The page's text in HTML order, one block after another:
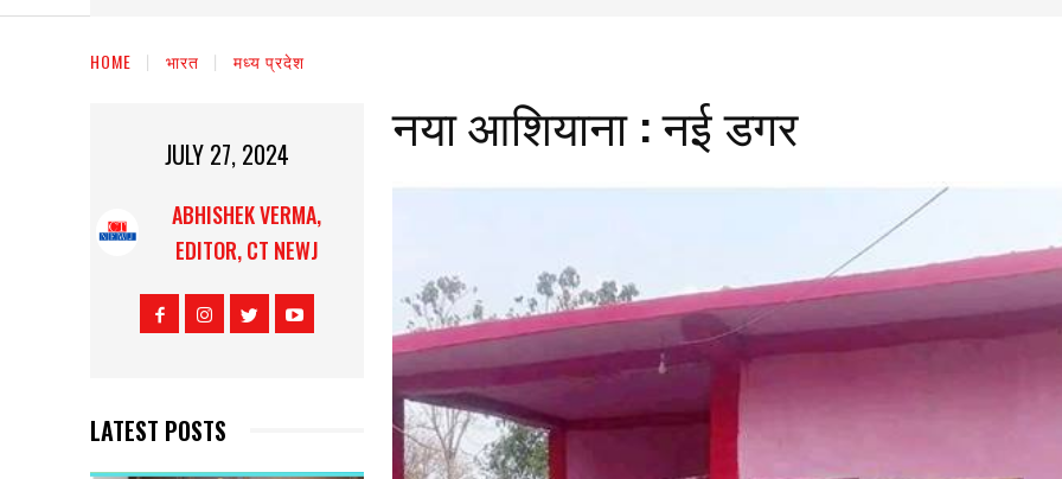
HOME भारत मध्य प्रदेश
JULY 27, 2024
ABHISHEK VERMA,
EDITOR, CT NEWJ
LATEST POSTS
नया आशियाना : नई डगर